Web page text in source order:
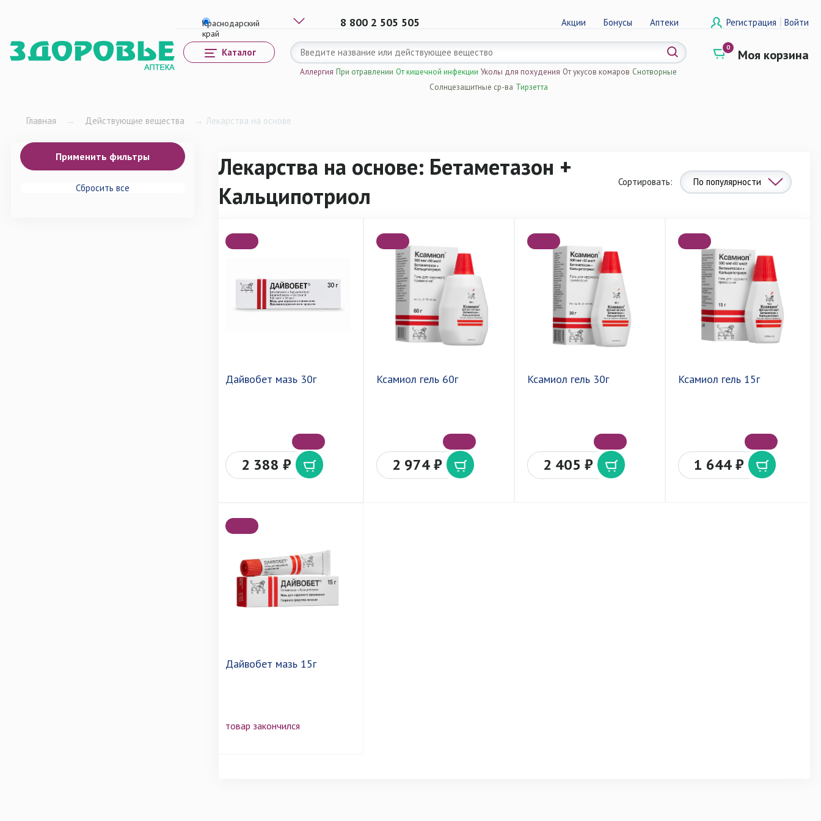
8 800 2 505 505 Акции Бонусы Аптеки Регистрация | Войти
0 Моя корзина
Каталог
Аллергия При отравлении От кишечной инфекции Уколы для похудения От укусов комаров Снотворные
Солнцезащитные ср-ва Тирзетта
Главная → Действующие вещества → Лекарства на основе
Сортировать: По популярности
Лекарства на основе: Бетаметазон +
Кальципотриол
Дайвобет мазь 30г
2 388 ₽
Ксамиол гель 60г
2 974 ₽
Ксамиол гель 30г
2 405 ₽
Ксамиол гель 15г
1 644 ₽
Дайвобет мазь 15г
товар закончился